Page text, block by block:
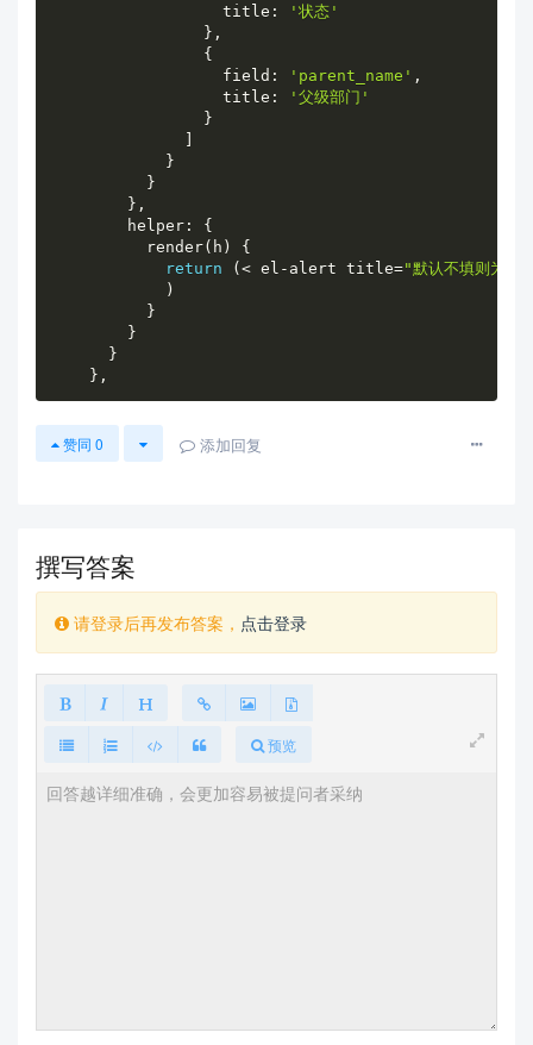
                  title
:
'状态'
} ,
{
                  field
: 'parent_name' ,
                  title
:
'父级部门'
}
}
}
} ,
        helper
:
{
          render
( h )
{
return
( < el - alert title="默认不填则为当
)
}
}
}
} ,
赞同 0 添加回复
撰写答案
请登录后再发布答案， 点击登录
预览